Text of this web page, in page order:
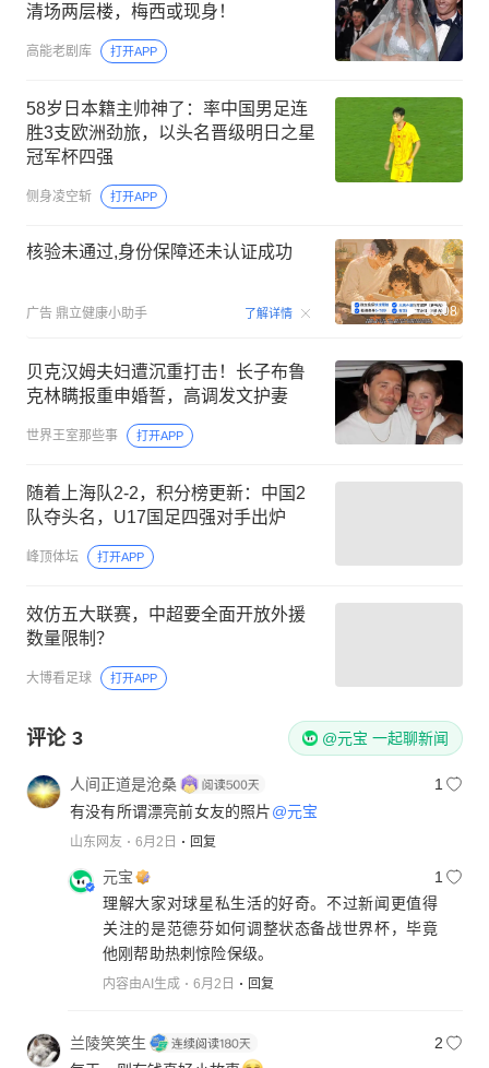
清场两层楼，梅西或现身！
高能老剧库 打开APP
58岁日本籍主帅神了：率中国男足连
胜3支欧洲劲旅，以头名晋级明日之星
冠军杯四强
侧身凌空斩 打开APP
核验未通过,身份保障还未认证成功
广告 鼎立健康小助手 了解详情 00:08
贝克汉姆夫妇遭沉重打击！长子布鲁
克林瞒报重申婚誓，高调发文护妻
世界王室那些事 打开APP
随着上海队2-2，积分榜更新：中国2
队夺头名，U17国足四强对手出炉
峰顶体坛 打开APP
效仿五大联赛，中超要全面开放外援
数量限制？
大博看足球 打开APP
评论 3 @元宝 一起聊新闻
人间正道是沧桑
1
有没有所谓漂亮前女友的照片@元宝
山东网友 6月2日 回复
元宝
1
理解大家对球星私生活的好奇。不过新闻更值得
关注的是范德芬如何调整状态备战世界杯，毕竟
他刚帮助热刺惊险保级。
内容由AI生成 6月2日 回复
兰陵笑笑生
2